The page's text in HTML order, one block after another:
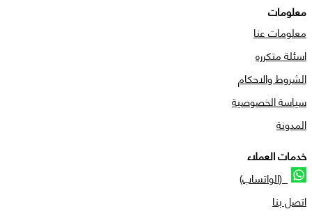
معلومات
معلومات عنا
اسئلة متكرره
الشروط والاحكام
سياسة الخصوصية
المدونة
خدمات العملاء
(الواتساب)
اتصل بنا